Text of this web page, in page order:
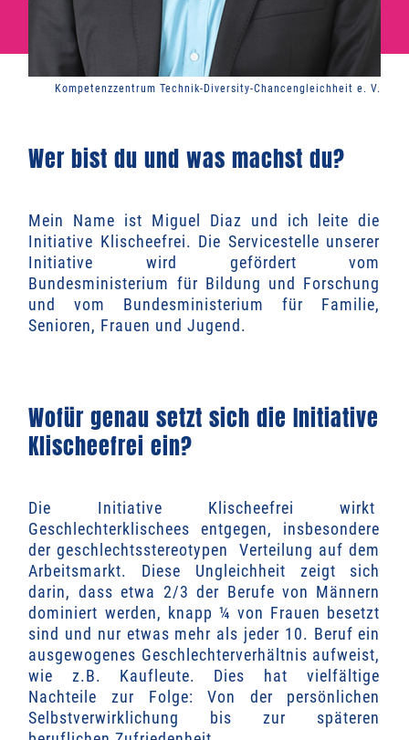
Kompetenzzentrum Technik-Diversity-Chancengleichheit e. V.
Wer bist du und was machst du?
Mein Name ist Miguel Diaz und ich leite die
Initiative Klischeefrei. Die Servicestelle unserer
Initiative wird gefördert vom
Bundesministerium für Bildung und Forschung
und vom Bundesministerium für Familie,
Senioren, Frauen und Jugend.
Wofür genau setzt sich die Initiative
Klischeefrei ein?
Die Initiative Klischeefrei wirkt
Geschlechterklischees entgegen, insbesondere
der geschlechtsstereotypen Verteilung auf dem
Arbeitsmarkt. Diese Ungleichheit zeigt sich
darin, dass etwa 2/3 der Berufe von Männern
dominiert werden, knapp ¼ von Frauen besetzt
sind und nur etwas mehr als jeder 10. Beruf ein
ausgewogenes Geschlechterverhältnis aufweist,
wie z.B. Kaufleute. Dies hat vielfältige
Nachteile zur Folge: Von der persönlichen
Selbstverwirklichung bis zur späteren